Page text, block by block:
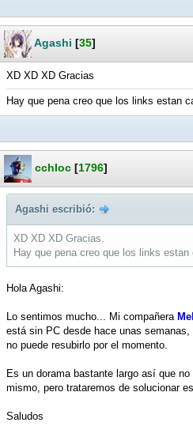
Agashi [35]
XD XD XD Gracias
Hay que pena creo que los links estan
cchloc [1796]
Agashi escribió:
XD XD XD Gracias.
Hay que pena creo que los links estan
Hola Agashi:
Lo sentimos mucho... Mi compañera
está sin PC desde hace unas
no puede resubirlo por el momento.
Es un dorama bastante largo así que
mismo, pero trataremos de solucionar
Saludos